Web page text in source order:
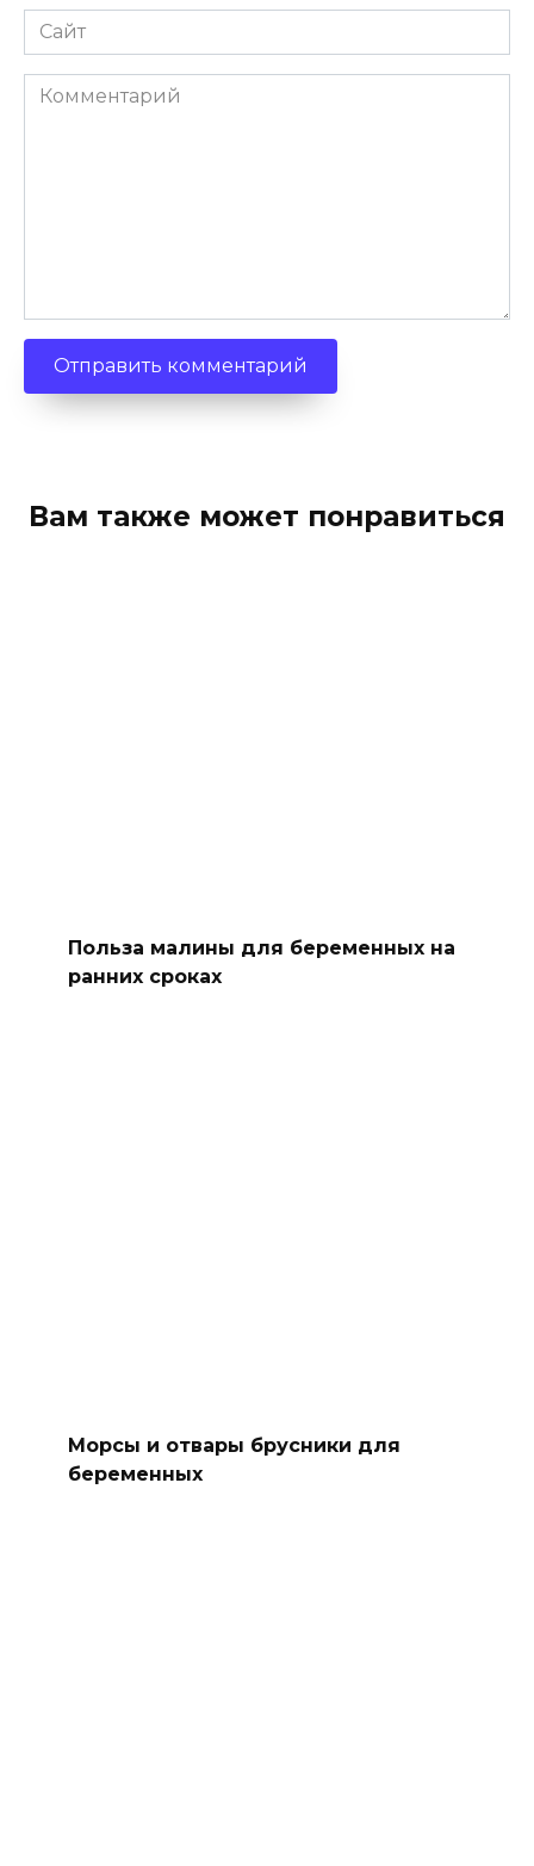
Сайт
Комментарий
Вам также может понравиться
Польза малины для беременных на
ранних сроках
Морсы и отвары брусники для
беременных